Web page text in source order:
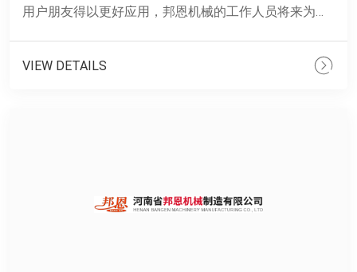
用户朋友得以更好应用，邦恩机械的工作人员将来为大
VIEW DETAILS